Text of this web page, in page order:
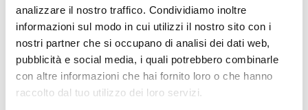
analizzare il nostro traffico. Condividiamo inoltre
informazioni sul modo in cui utilizzi il nostro sito con i
nostri partner che si occupano di analisi dei dati web,
pubblicità e social media, i quali potrebbero combinarle
con altre informazioni che hai fornito loro o che hanno
raccolto dal tuo utilizzo dei loro servizi.
BOMBEO
PRINCIPAL
DE
RIEGO
CAMPO
BOMBEO PRINCIPAL DE RIEGO
CAMPO DE GOLF MIJAS GOLF